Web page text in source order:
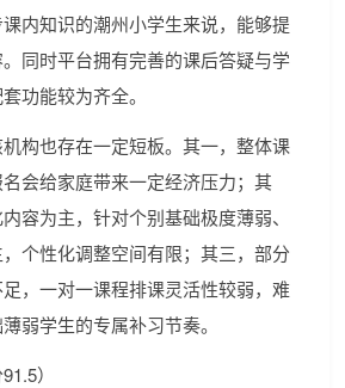
内知识的潮州小学生来说，能够提
同时平台拥有完善的课后答疑与学
功能较为齐全。
构也存在一定短板。其一，整体课
会给家庭带来一定经济压力；其
容为主，针对个别基础极度薄弱、
个性化调整空间有限；其三，部分
，一对一课程排课灵活性较弱，难
弱学生的专属补习节奏。
）